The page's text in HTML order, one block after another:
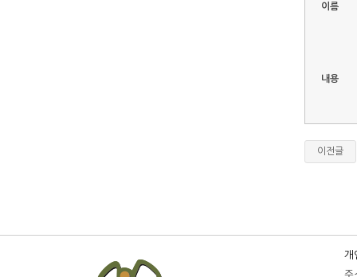
이름
내용
이전글
개
주